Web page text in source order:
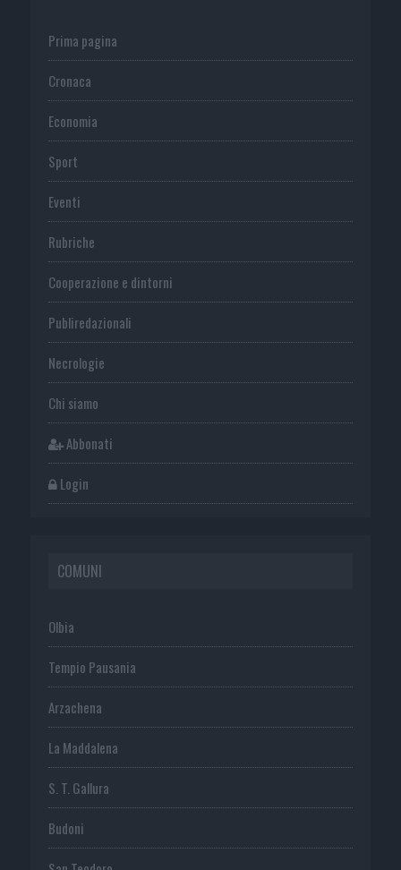
Prima pagina
Cronaca
Economia
Sport
Eventi
Rubriche
Cooperazione e dintorni
Publiredazionali
Necrologie
Chi siamo
Abbonati
Login
COMUNI
Olbia
Tempio Pausania
Arzachena
La Maddalena
S. T. Gallura
Budoni